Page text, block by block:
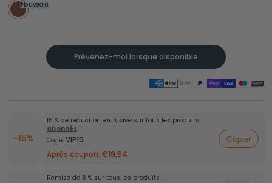
Nouveau
Prévenez-moi lorsque disponible
-15%
15 % de réduction exclusive sur tous les produits
abonnés.
Code: VIP15
Après coupon: €19,54
Copier
Remise de 8 % sur tous les produits.